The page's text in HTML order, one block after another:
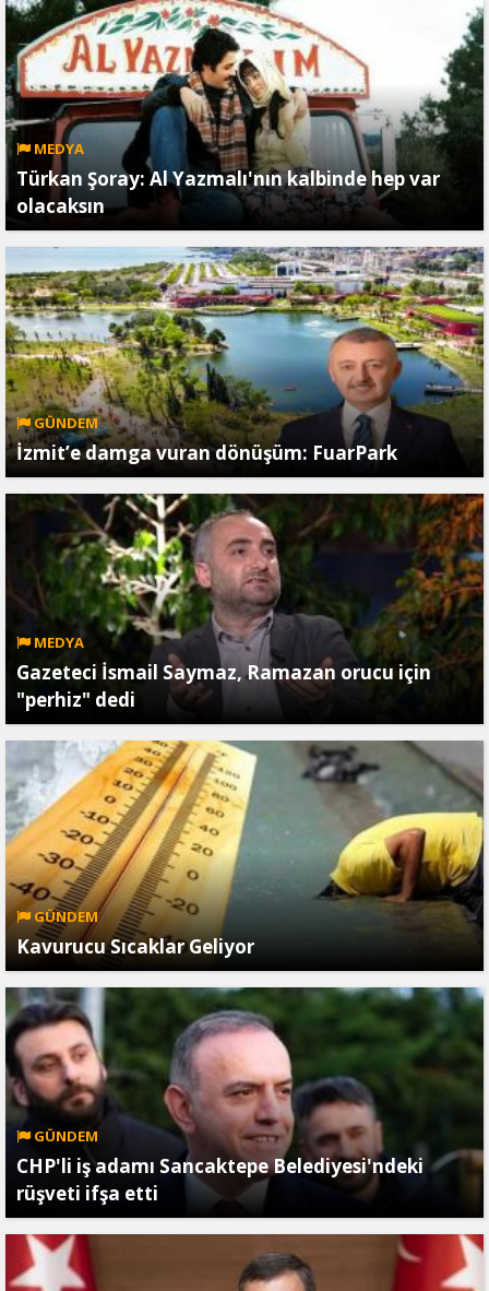
MEDYA
Türkan Şoray: Al Yazmalı'nın kalbinde hep var
olacaksın
GÜNDEM
İzmit’e damga vuran dönüşüm: FuarPark
MEDYA
Gazeteci İsmail Saymaz, Ramazan orucu için
"perhiz" dedi
GÜNDEM
Kavurucu Sıcaklar Geliyor
GÜNDEM
CHP'li iş adamı Sancaktepe Belediyesi'ndeki
rüşveti ifşa etti